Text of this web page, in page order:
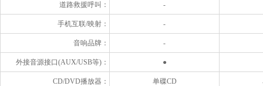
道路救援呼叫： -
手机互联/映射： -
音响品牌： -
外接音源接口(AUX/USB等)： ●
CD/DVD播放器： 单碟CD